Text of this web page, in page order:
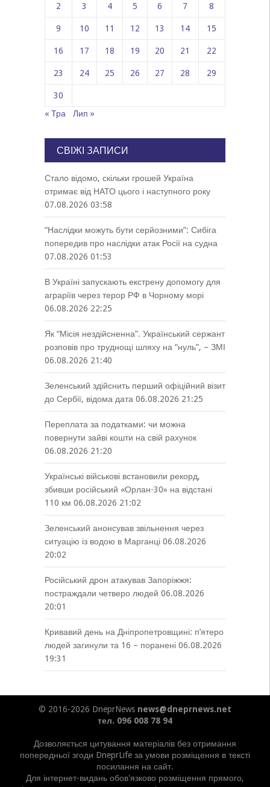
2 3 4 5 6 7 8
9 10 11 12 13 14 15
16 17 18 19 20 21 22
23 24 25 26 27 28 29
30
« Тра
Лип »
СВІЖІ ЗАПИСИ
Стало відомо, скільки грошей Україна
отримає від НАТО цього і наступного року
07.08.2026 03:58
“Наслідки можуть бути серйозними”: Сибіга
попередив про наслідки атак Росії на судна
07.08.2026 01:53
В Україні запускають екстрену допомогу для
аграріїв через терор РФ в Чорному морі
06.08.2026 22:25
Як “Місія нездійсненна”. Український сержант
розповів про труднощі шляху на “нуль”, – ЗМІ
06.08.2026 21:40
Зеленський здійснить перший офіційний візит
до Сербії, відома дата 06.08.2026 21:25
Переплата за податками: чи можна
повернути зайві кошти на свій рахунок
06.08.2026 21:20
Українські військові встановили рекорд,
збивши російський «Орлан-30» на відстані
110 км 06.08.2026 21:02
Зеленський анонсував звільнення через
ситуацію із водою в Марганці 06.08.2026
20:02
Російський дрон атакував Запоріжжя:
постраждали четверо людей 06.08.2026
20:01
Кривавий день на Дніпропетровщині: п’ятеро
людей загинули та 16 – поранені 06.08.2026
19:31
© 2016-2026 DneprNews news@dneprnews.net
тел. 096 008 78 94
Дозволяється цитування матеріалів без отримання
попередньої згоди DneprLife за умови розміщення в тексті
посилання на сайт.
Для інтернет-видань обов'язково розміщення прямого,